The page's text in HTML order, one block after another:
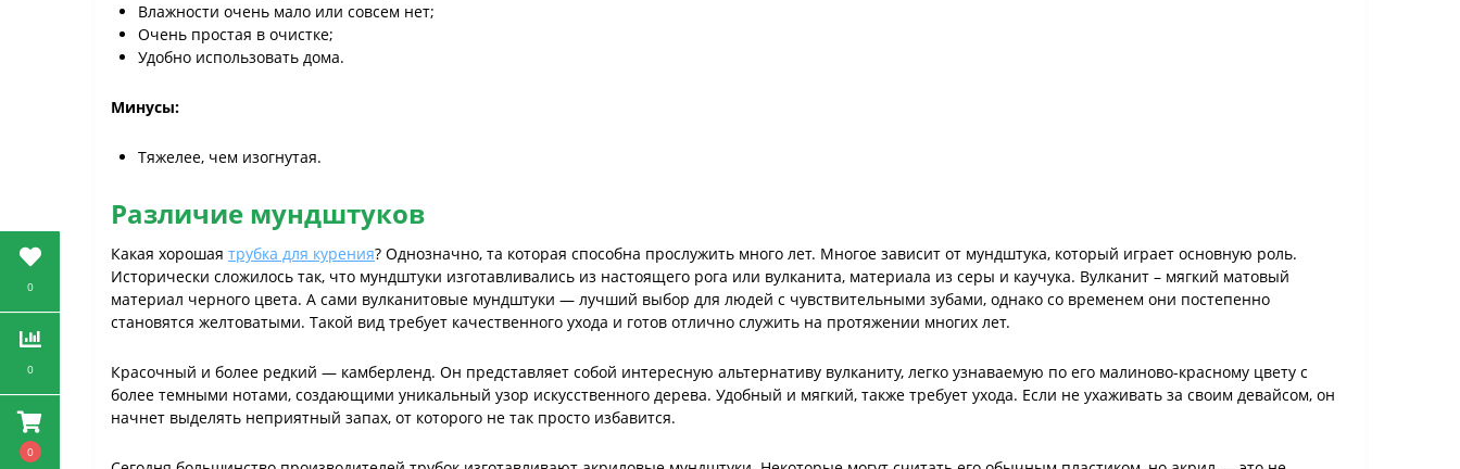
0
0
0
Влажности очень мало или совсем нет;
Очень простая в очистке;
Удобно использовать дома.
Минусы:
Тяжелее, чем изогнутая.
Различие мундштуков
Какая хорошая трубка для курения? Однозначно, та которая способна прослужить много лет. Многое зависит от мундштука, который играет основную роль.
Исторически сложилось так, что мундштуки изготавливались из настоящего рога или вулканита, материала из серы и каучука. Вулканит – мягкий матовый
материал черного цвета. А сами вулканитовые мундштуки — лучший выбор для людей с чувствительными зубами, однако со временем они постепенно
становятся желтоватыми. Такой вид требует качественного ухода и готов отлично служить на протяжении многих лет.
Красочный и более редкий — камберленд. Он представляет собой интересную альтернативу вулканиту, легко узнаваемую по его малиново-красному цвету с
более темными нотами, создающими уникальный узор искусственного дерева. Удобный и мягкий, также требует ухода. Если не ухаживать за своим девайсом, он
начнет выделять неприятный запах, от которого не так просто избавится.